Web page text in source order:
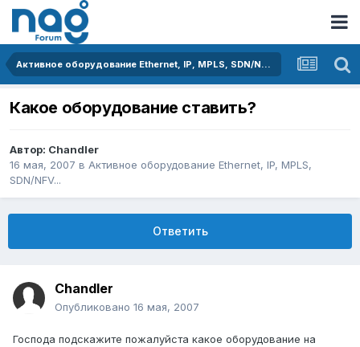
Активное оборудование Ethernet, IP, MPLS, SDN/NFV...
Какое оборудование ставить?
Автор: Chandler
16 мая, 2007 в Активное оборудование Ethernet, IP, MPLS,
SDN/NFV...
Ответить
Chandler
Опубликовано 16 мая, 2007
Господа подскажите пожалуйста какое оборудование на